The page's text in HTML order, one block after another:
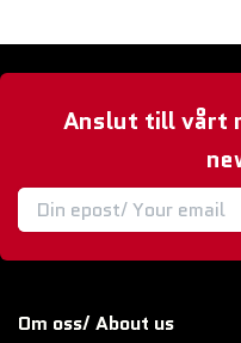
Anslut till vårt
Om oss/ About us